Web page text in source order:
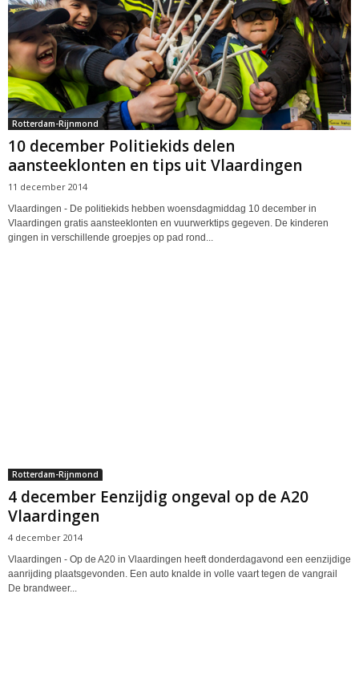
Rotterdam-Rijnmond
10 december Politiekids delen
aansteeklonten en tips uit Vlaardingen
11 december 2014
Vlaardingen - De politiekids hebben woensdagmiddag 10 december in
Vlaardingen gratis aansteeklonten en vuurwerktips gegeven. De kinderen
gingen in verschillende groepjes op pad rond...
Rotterdam-Rijnmond
4 december Eenzijdig ongeval op de A20
Vlaardingen
4 december 2014
Vlaardingen - Op de A20 in Vlaardingen heeft donderdagavond een eenzijdige
aanrijding plaatsgevonden. Een auto knalde in volle vaart tegen de vangrail
De brandweer...